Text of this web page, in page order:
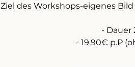
Ziel des Workshops-eigenes
- Dauer
- 19.90€ p.P